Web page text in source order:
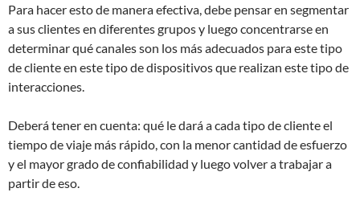
Para hacer esto de manera efectiva, debe pensar en segmentar
a sus clientes en diferentes grupos y luego concentrarse en
determinar qué canales son los más adecuados para este tipo
de cliente en este tipo de dispositivos que realizan este tipo de
interacciones.
Deberá tener en cuenta: qué le dará a cada tipo de cliente el
tiempo de viaje más rápido, con la menor cantidad de esfuerzo
y el mayor grado de confiabilidad y luego volver a trabajar a
partir de eso.